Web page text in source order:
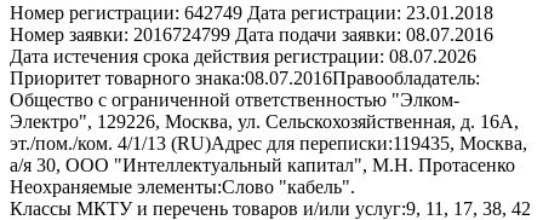
Номер регистрации: 642749 Дата регистрации: 23.01.2018
Номер заявки: 2016724799 Дата подачи заявки: 08.07.2016
Дата истечения срока действия регистрации: 08.07.2026
Приоритет товарного знака:08.07.2016Правообладатель:
Общество с ограниченной ответственностью "Элком-
Электро", 129226, Москва, ул. Сельскохозяйственная, д. 16А,
эт./пом./ком. 4/1/13 (RU)Адрес для переписки:119435, Москва,
а/я 30, ООО "Интеллектуальный капитал", М.Н. Протасенко
Неохраняемые элементы:Слово "кабель".
Классы МКТУ и перечень товаров и/или услуг:9, 11, 17, 38, 42